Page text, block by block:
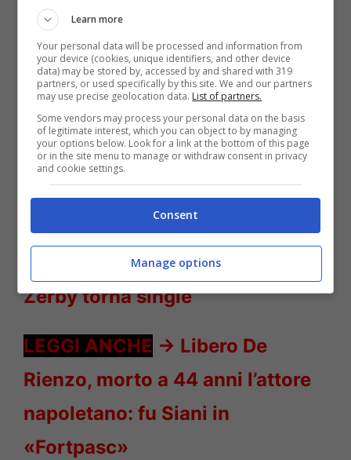
Orietta Berti The Voice Senior – Solonotizie24
LEGGI ANCHE->Il gossip: dove
vive Fabio Fazio, Raoul Bova
figlio 20enne bellissimo, Rudy
Zerby torna single
LEGGI ANCHE -> Libero De
Rienzo, morto a 44 anni l’attore
napoletano: fu Siani in
«Fortpasc»
Learn more
Your personal data will be processed and information from
your device (cookies, unique identifiers, and other device
data) may be stored by, accessed by and shared with 319
partners, or used specifically by this site. We and our partners
may use precise geolocation data. List of partners.
Some vendors may process your personal data on the basis
of legitimate interest, which you can object to by managing
your options below. Look for a link at the bottom of this page
or in the site menu to manage or withdraw consent in privacy
and cookie settings.
Consent
Manage options